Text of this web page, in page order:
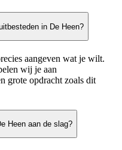
in De Heen?
aangeven wat je wilt.
wij je aan
grote opdracht zoals dit
Heen aan de slag?